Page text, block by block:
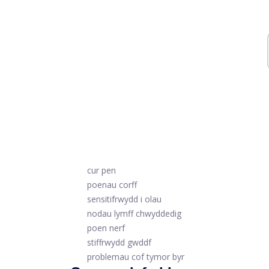
cur pen
poenau corff
sensitifrwydd i olau
nodau lymff chwyddedig
poen nerf
stiffrwydd gwddf
problemau cof tymor byr